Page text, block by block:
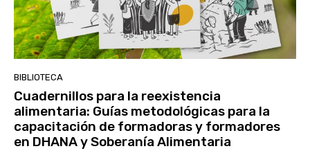
BIBLIOTECA
Cuadernillos para la reexistencia
alimentaria: Guías metodológicas para la
capacitación de formadoras y formadores
en DHANA y Soberanía Alimentaria